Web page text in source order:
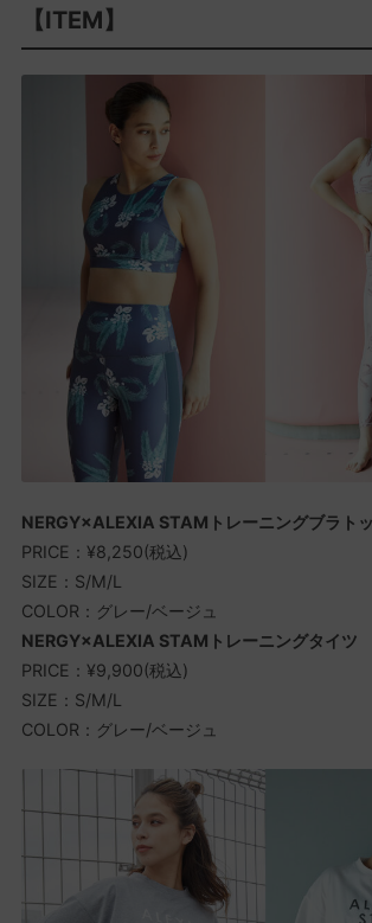
【ITEM】
NERGY×ALEXIA STAMトレーニングブラト
PRICE：¥8,250(税込)
SIZE：S/M/L
COLOR：グレー/ベージュ
NERGY×ALEXIA STAMトレーニングタイツ
PRICE：¥9,900(税込)
SIZE：S/M/L
COLOR：グレー/ベージュ